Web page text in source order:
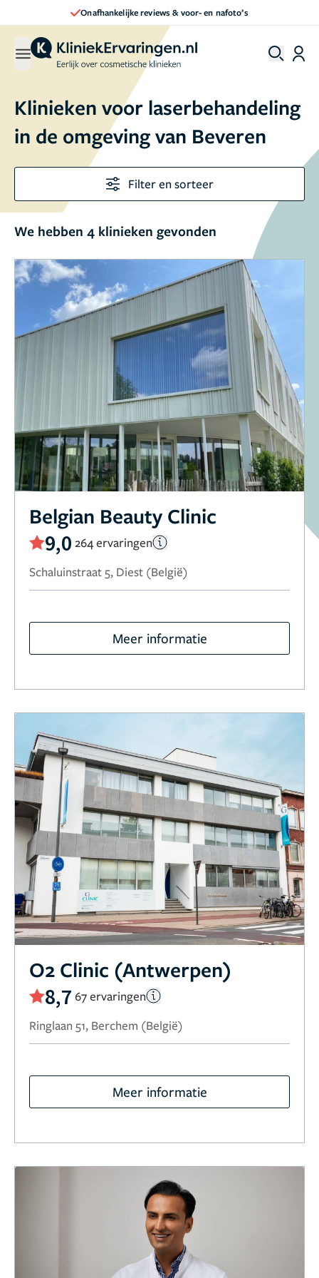
Onafhankelijke reviews & voor- en nafoto’s
Klinieken voor laserbehandeling
in de omgeving van Beveren
Filter en sorteer
We hebben 4 klinieken gevonden
Belgian Beauty Clinic
9,0 264 ervaringen
Schaluinstraat 5, Diest (België)
Meer informatie
O2 Clinic (Antwerpen)
8,7 67 ervaringen
Ringlaan 51, Berchem (België)
Meer informatie